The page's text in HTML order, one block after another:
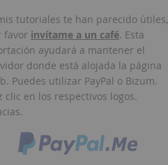
tutoriales te han parecido útiles,
favor invítame a un café. Esta
ayudará a mantener el
donde está alojada la página
Puedes utilizar PayPal o Bizum.
clic en los respectivos logos.